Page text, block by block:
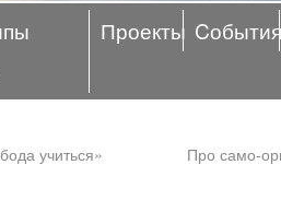
Проекты Cобытия
учиться» Про само-